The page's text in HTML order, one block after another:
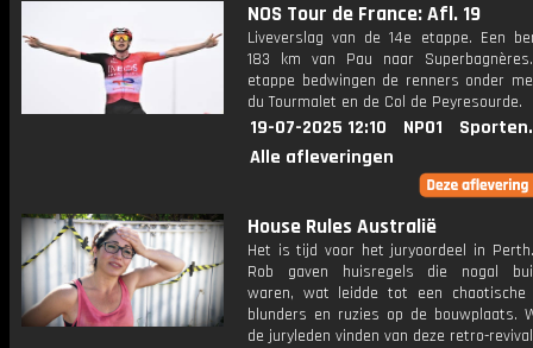
NOS Tour de France: Afl. 19
Liveverslag van de 14e etappe. Een
183 km van Pau naar
etappe bedwingen de renners onder
du Tourmalet en de Col de Peyresourde.
19-07-2025 12:10 NPO1
Alle afleveringen
House Rules Australië
Het is tijd voor het juryoordeel in
Rob gaven huisregels die nogal
waren, wat leidde tot een chaotische
blunders en ruzies op de bouwplaats.
de juryleden vinden van deze retro-